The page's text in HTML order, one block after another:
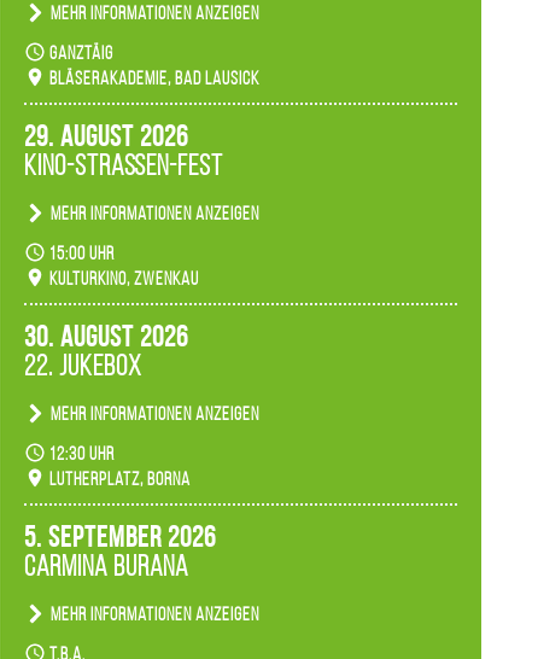
Mehr Informationen anzeigen
Teilnahme der Bläserklassen.
ganztäig
Bläserakademie, Bad Lausick
29. August 2026
Kino-Straßen-Fest
Mehr Informationen anzeigen
Konzert unserer Zwenkauer Schüler und
Schülerinnen zum Fest des Kulturkinos.
15:00 Uhr
Kulturkino, Zwenkau
30. August 2026
22. Jukebox
Mehr Informationen anzeigen
Anlässlicher der 775-Jahrfeier der Stadt Borna
spielen wir noch einmal unser aktuelles
Jukeboxprogramm zum Stadtfest.
12:30 Uhr
Lutherplatz, Borna
5. September 2026
Carmina Burana
Mehr Informationen anzeigen
Tanztheater der Quertänzer Borna.
t.b.a.